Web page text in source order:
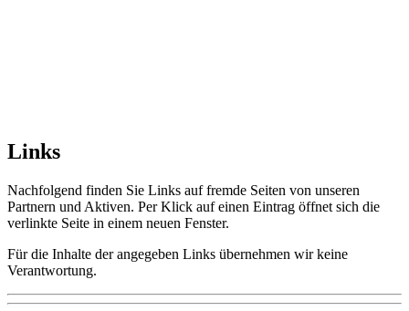
Links
Nachfolgend finden Sie Links auf fremde Seiten von unseren
Partnern und Aktiven. Per Klick auf einen Eintrag öffnet sich die
verlinkte Seite in einem neuen Fenster.
Für die Inhalte der angegeben Links übernehmen wir keine
Verantwortung.